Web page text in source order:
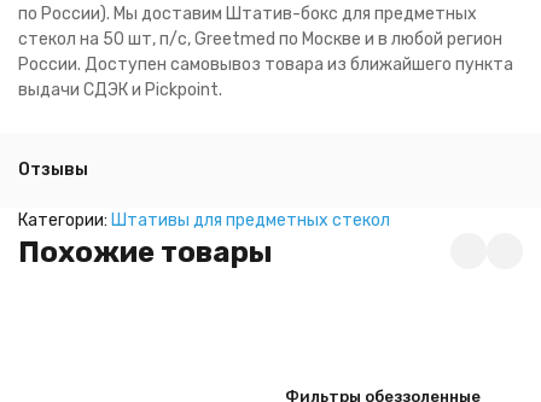
по России). Мы доставим Штатив-бокс для предметных
стекол на 50 шт, п/с, Greetmed по Москве и в любой регион
России. Доступен самовывоз товара из ближайшего пункта
выдачи СДЭК и Pickpoint.
Отзывы
Категории: Штативы для предметных стекол
Похожие товары
Фильтры обеззоленные